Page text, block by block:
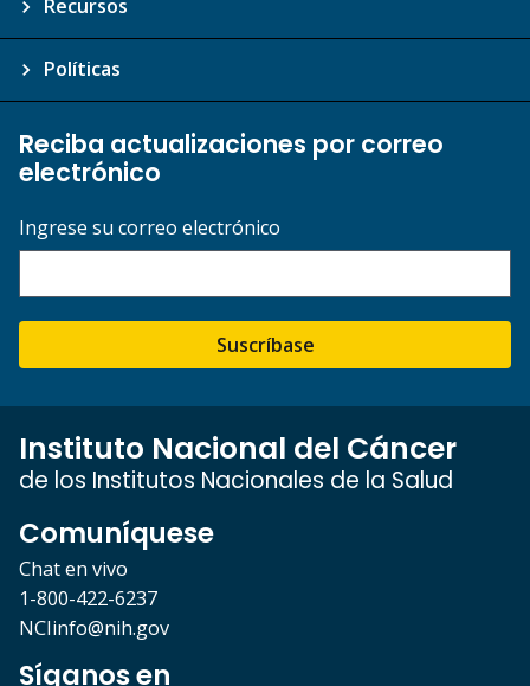
Recursos
Políticas
Reciba actualizaciones por correo
electrónico
Ingrese su correo electrónico
Suscríbase
Instituto Nacional del Cáncer
de los Institutos Nacionales de la Salud
Comuníquese
Chat en vivo
1-800-422-6237
NCIinfo@nih.gov
Síganos en